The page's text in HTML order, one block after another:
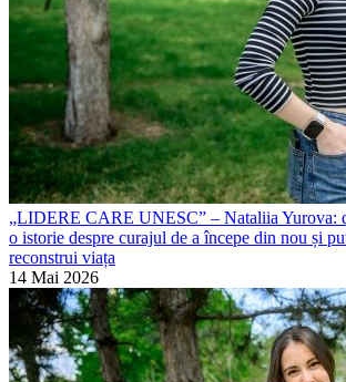
„LIDERE CARE UNESC” – Nataliia Yurova:
o istorie despre curajul de a începe din nou și
reconstrui viața
14 Mai 2026